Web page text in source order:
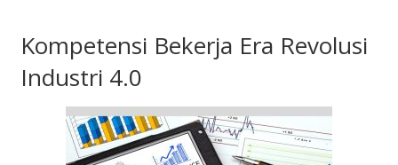
Kompetensi Bekerja Era Revolusi
Industri 4.0